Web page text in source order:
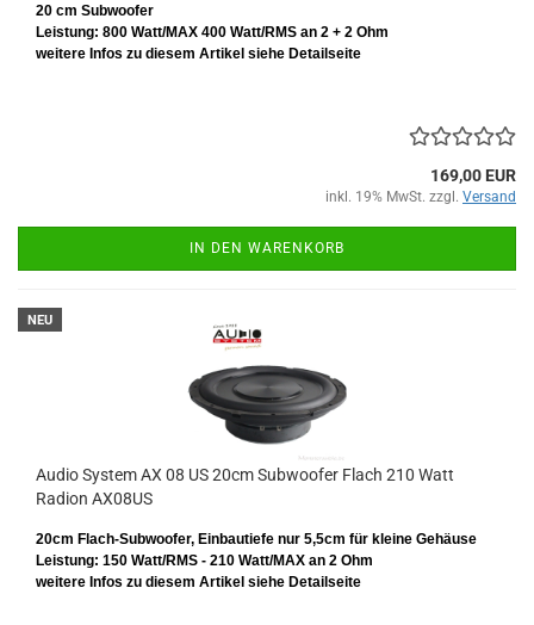
20 cm Subwoofer
Leistung: 800 Watt/MAX 400 Watt/RMS an 2 + 2 Ohm
weitere Infos zu diesem Artikel siehe Detailseite
169,00 EUR
inkl. 19% MwSt. zzgl. Versand
IN DEN WARENKORB
NEU
Audio System AX 08 US 20cm Subwoofer Flach 210 Watt
Radion AX08US
20cm Flach-Subwoofer, Einbautiefe nur 5,5cm für kleine Gehäuse
Leistung: 150 Watt/RMS - 210 Watt/MAX an 2 Ohm
weitere Infos zu diesem Artikel siehe Detailseite